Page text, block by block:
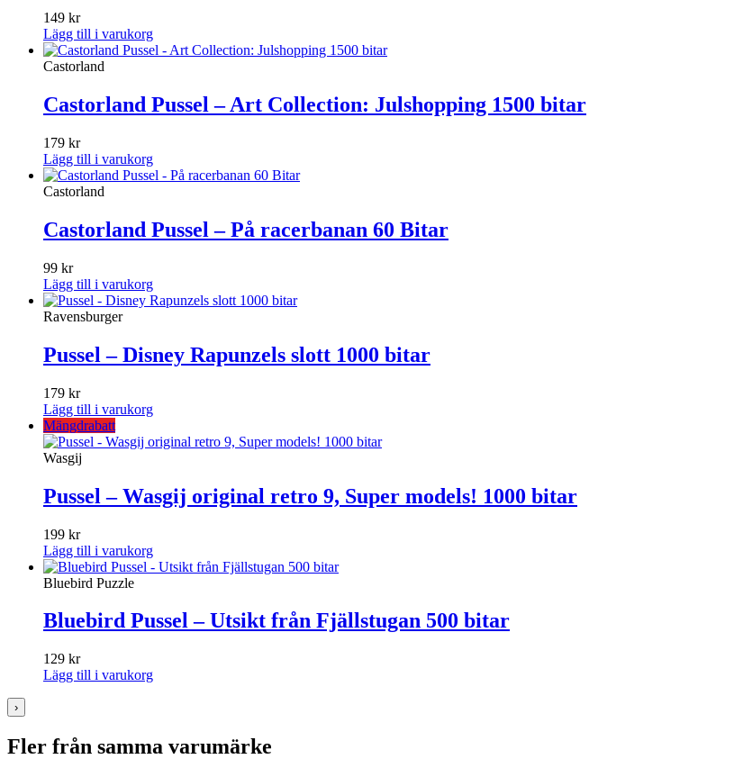
149 kr
Lägg till i varukorg
Castorland
Castorland Pussel – Art Collection: Julshopping 1500 bitar
179 kr
Lägg till i varukorg
Castorland
Castorland Pussel – På racerbanan 60 Bitar
99 kr
Lägg till i varukorg
Ravensburger
Pussel – Disney Rapunzels slott 1000 bitar
179 kr
Lägg till i varukorg
Mängdrabatt
Wasgij
Pussel – Wasgij original retro 9, Super models! 1000 bitar
199 kr
Lägg till i varukorg
Bluebird Puzzle
Bluebird Pussel – Utsikt från Fjällstugan 500 bitar
129 kr
Lägg till i varukorg
›
Fler från samma varumärke